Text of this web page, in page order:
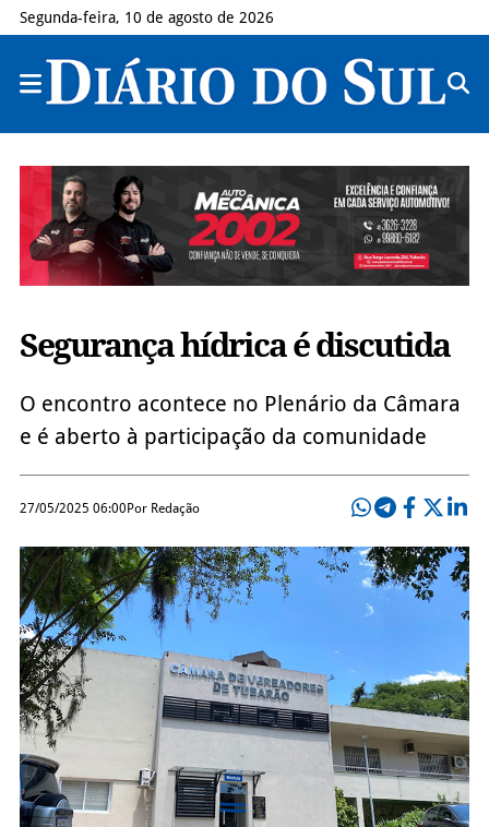
Segunda-feira, 10 de agosto de 2026
Segurança hídrica é discutida
O encontro acontece no Plenário da Câmara
e é aberto à participação da comunidade
27/05/2025 06:00Por Redação